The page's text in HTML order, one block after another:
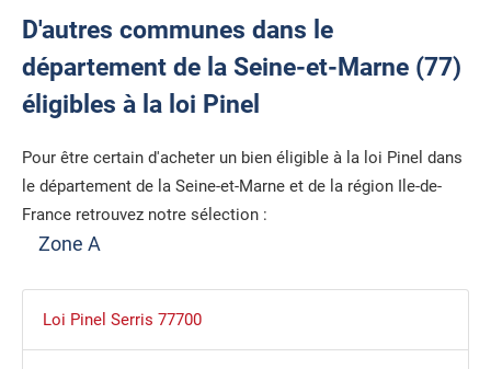
D'autres communes dans le
département de la Seine-et-Marne (77)
éligibles à la loi Pinel
Pour être certain d'acheter un bien éligible à la loi Pinel dans
le département de la Seine-et-Marne et de la région Ile-de-
France retrouvez notre sélection :
Zone A
Loi Pinel Serris 77700